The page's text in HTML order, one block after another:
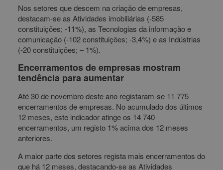
Nos setores que descem na criação de empresas,
destacam-se as Atividades imobiliárias (-585
constituições; -11%), as Tecnologias da informação e
comunicação (-102 constituições; -3,4%) e as Indústrias
(-20 constituições; – 1%).
Encerramentos de empresas mostram
tendência para aumentar
Até 30 de novembro deste ano registaram-se 11 775
encerramentos de empresas. No acumulado dos últimos
12 meses, este indicador atinge os 14 740
encerramentos, um registo 1% acima dos 12 meses
anteriores.
A maior parte dos setores regista mais encerramentos do
que há 12 meses, destacando-se as Atividades